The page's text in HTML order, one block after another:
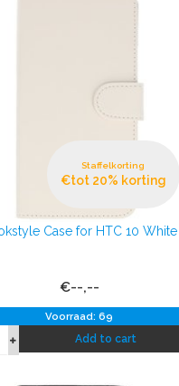
Staffelkorting
€tot 20% korting
Case for HTC 10 White
€--,--
Voorraad: 69
Add to cart